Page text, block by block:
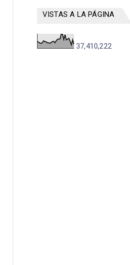
VISTAS A LA PÁGINA
37,410,222